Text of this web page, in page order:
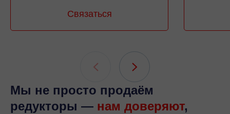
Связаться
Мы не просто продаём
редукторы — нам доверяют,